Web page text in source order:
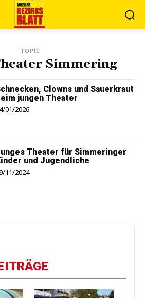
TOPIC
Simmering
Clowns und Sauerkraut
jungen Theater
01/2026
Theater für Simmeringer
und Jugendliche
11/2024